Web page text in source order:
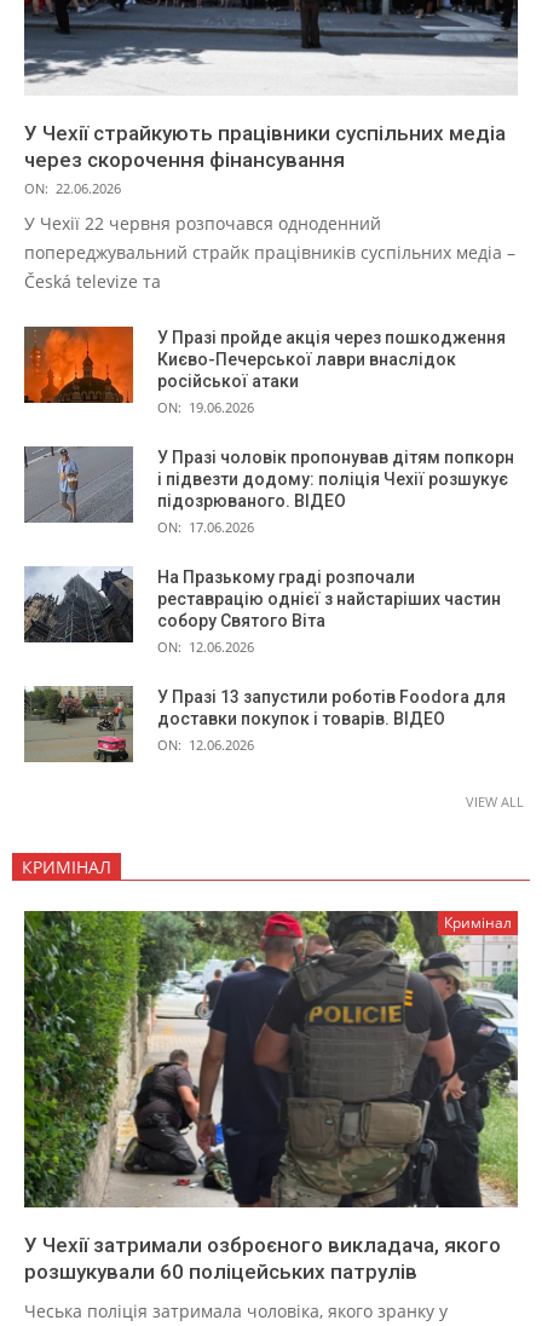
У Чехії страйкують працівники суспільних медіа
через скорочення фінансування
ON: 22.06.2026
У Чехії 22 червня розпочався одноденний
попереджувальний страйк працівників суспільних медіа –
Česká televize та
У Празі пройде акція через пошкодження
Києво-Печерської лаври внаслідок
російської атаки
ON: 19.06.2026
У Празі чоловік пропонував дітям попкорн
і підвезти додому: поліція Чехії розшукує
підозрюваного. ВІДЕО
ON: 17.06.2026
На Празькому граді розпочали
реставрацію однієї з найстаріших частин
собору Святого Віта
ON: 12.06.2026
У Празі 13 запустили роботів Foodora для
доставки покупок і товарів. ВІДЕО
ON: 12.06.2026
VIEW ALL
КРИМІНАЛ
Кримінал
У Чехії затримали озброєного викладача, якого
розшукували 60 поліцейських патрулів
Чеська поліція затримала чоловіка, якого зранку у